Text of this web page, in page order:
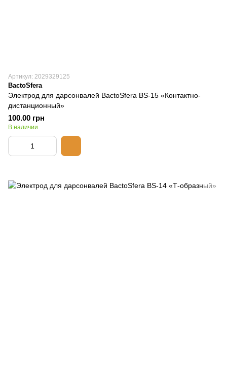
Артикул: 2029329125
BactoSfera
Электрод для дарсонвалей BactoSfera BS-15 «Контактно-
дистанционный»
100.00 грн
В наличии